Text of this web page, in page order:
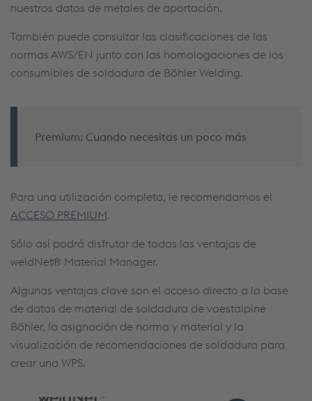
nuestros datos de metales de aportación.
También puede consultar las clasificaciones de las
normas AWS/EN junto con las homologaciones de los
consumibles de soldadura de Böhler Welding.
Premium: Cuando necesitas un poco más
Para una utilización completa, le recomendamos el
ACCESO PREMIUM.
Sólo así podrá disfrutar de todas las ventajas de
weldNet® Material Manager.
Algunas ventajas clave son el acceso directo a la base
de datos de material de soldadura de voestalpine
Böhler, la asignación de norma y material y la
visualización de recomendaciones de soldadura para
crear una WPS.